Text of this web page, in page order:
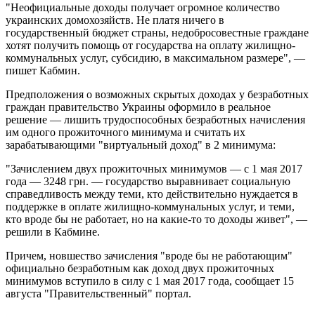
"Неофициальные доходы получает огромное количество
украинских домохозяйств. Не платя ничего в
государственный бюджет страны, недобросовестные граждане
хотят получить помощь от государства на оплату жилищно-
коммунальных услуг, субсидию, в максимальном размере", —
пишет Кабмин.
Предположения о возможных скрытых доходах у безработных
граждан правительство Украины оформило в реальное
решение — лишить трудоспособных безработных начисления
им одного прожиточного минимума и считать их
зарабатывающими "виртуальный доход" в 2 минимума:
"Зачислением двух прожиточных минимумов — с 1 мая 2017
года — 3248 грн. — государство выравнивает социальную
справедливость между теми, кто действительно нуждается в
поддержке в оплате жилищно-коммунальных услуг, и теми,
кто вроде бы не работает, но на какие-то то доходы живет", —
решили в Кабмине.
Причем, новшество зачисления "вроде бы не работающим"
официально безработным как доход двух прожиточных
минимумов вступило в силу с 1 мая 2017 года, сообщает 15
августа "Правительственный" портал.